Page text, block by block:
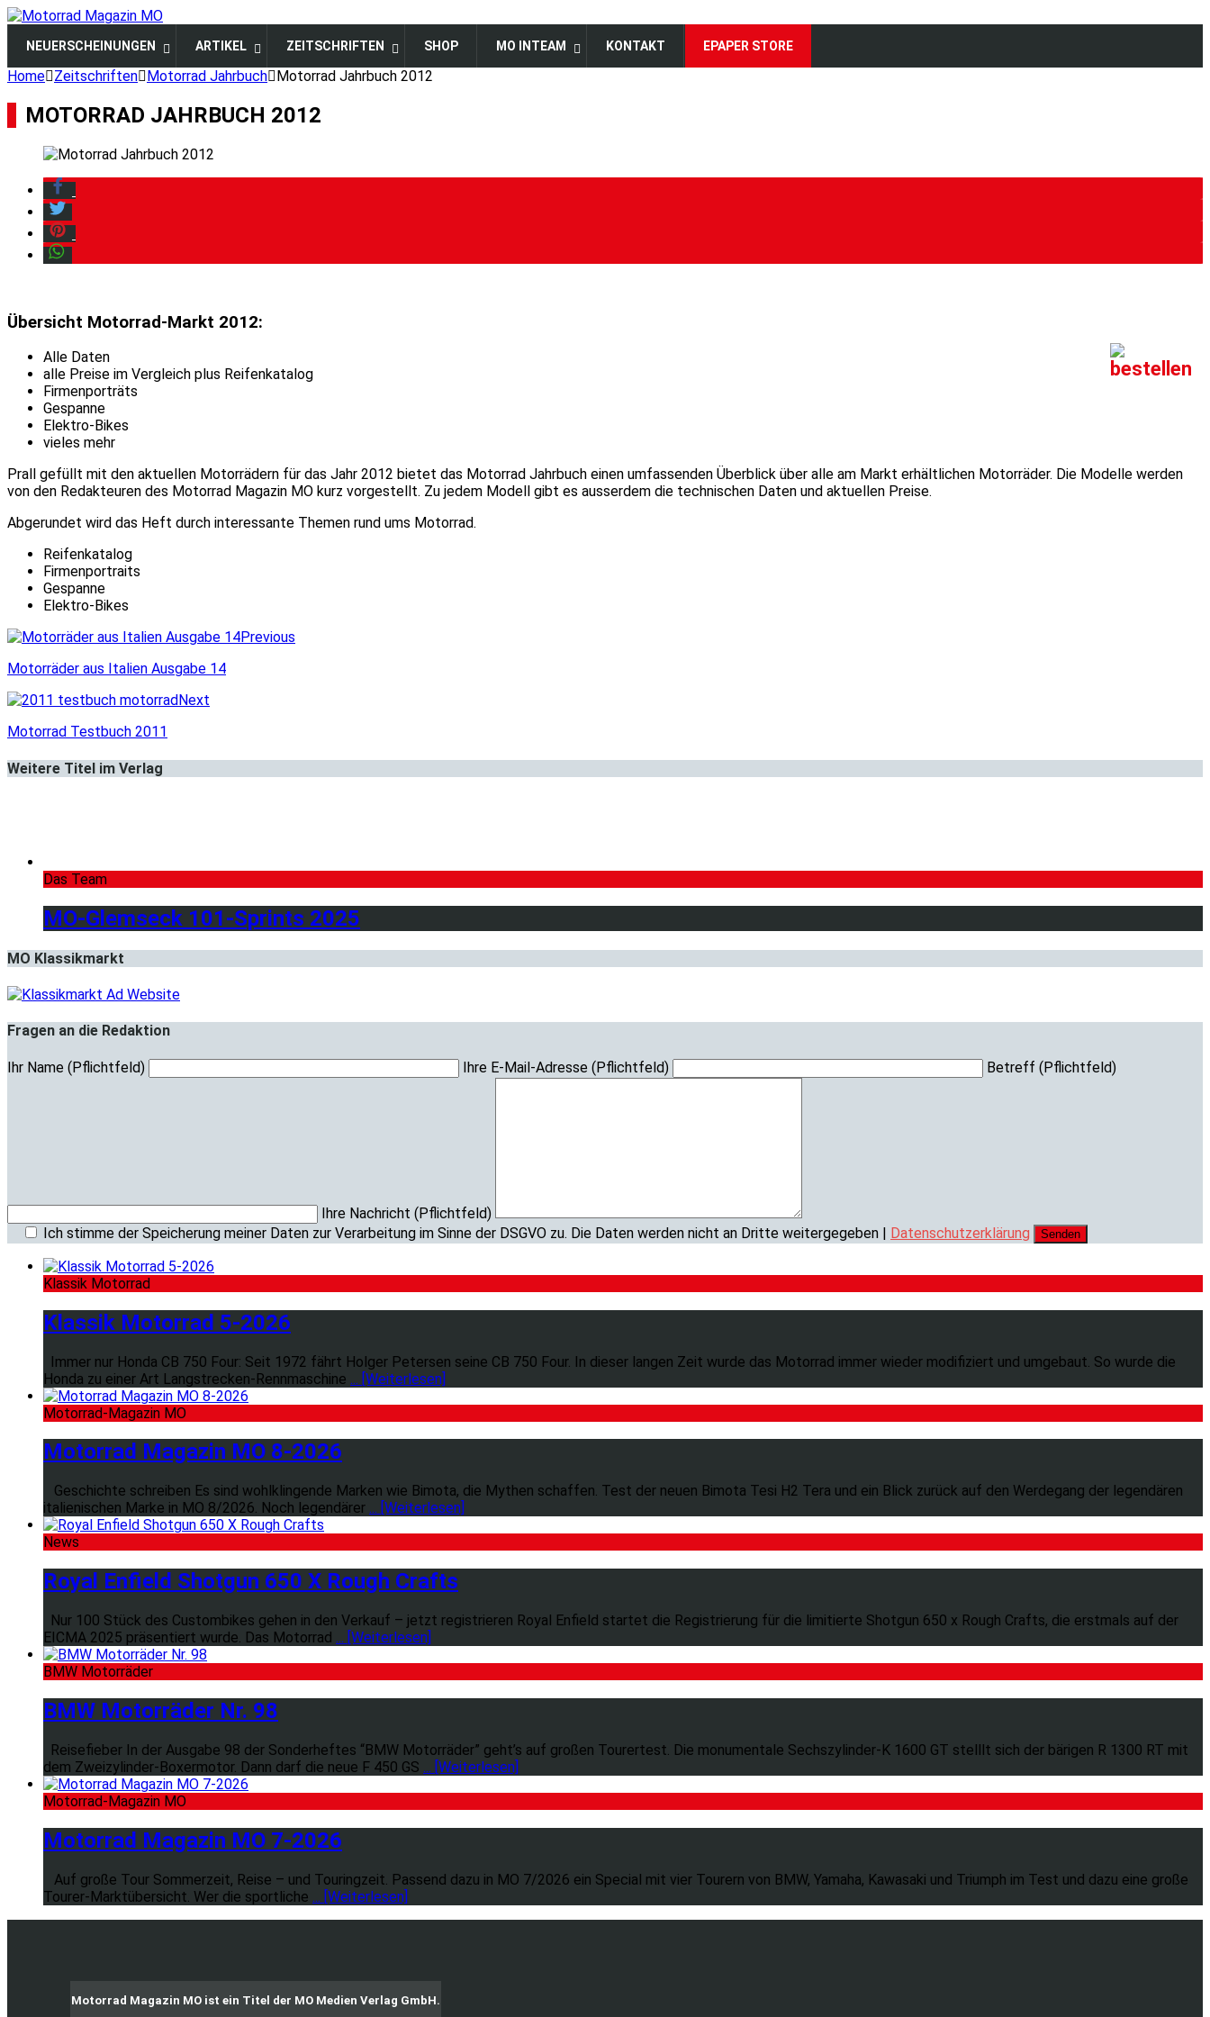
NEUERSCHEINUNGEN ARTIKEL ZEITSCHRIFTEN SHOP MO INTEAM KONTAKT EPAPER STORE
Home Zeitschriften Motorrad Jahrbuch Motorrad Jahrbuch 2012
MOTORRAD JAHRBUCH 2012
Übersicht Motorrad-Markt 2012:
Alle Daten
alle Preise im Vergleich plus Reifenkatalog
Firmenporträts
Gespanne
Elektro-Bikes
vieles mehr
Prall gefüllt mit den aktuellen Motorrädern für das Jahr 2012 bietet das Motorrad Jahrbuch einen umfassenden Überblick über alle am Markt erhältlichen Motorräder. Die Modelle werden
von den Redakteuren des Motorrad Magazin MO kurz vorgestellt. Zu jedem Modell gibt es ausserdem die technischen Daten und aktuellen Preise.
Abgerundet wird das Heft durch interessante Themen rund ums Motorrad.
Reifenkatalog
Firmenportraits
Gespanne
Elektro-Bikes
Previous
Motorräder aus Italien Ausgabe 14
Next
Motorrad Testbuch 2011
Weitere Titel im Verlag
Das Team
MO-Glemseck 101-Sprints 2025
MO Klassikmarkt
Fragen an die Redaktion
Ihr Name (Pflichtfeld) Ihre E-Mail-Adresse (Pflichtfeld) Betreff (Pflichtfeld)
Ihre Nachricht (Pflichtfeld)
Ich stimme der Speicherung meiner Daten zur Verarbeitung im Sinne der DSGVO zu. Die Daten werden nicht an Dritte weitergegeben | Datenschutzerklärung
Klassik Motorrad
Klassik Motorrad 5-2026
Immer nur Honda CB 750 Four: Seit 1972 fährt Holger Petersen seine CB 750 Four. In dieser langen Zeit wurde das Motorrad immer wieder modifiziert und umgebaut. So wurde die
Honda zu einer Art Langstrecken-Rennmaschine ... [Weiterlesen]
Motorrad-Magazin MO
Motorrad Magazin MO 8-2026
Geschichte schreiben Es sind wohlklingende Marken wie Bimota, die Mythen schaffen. Test der neuen Bimota Tesi H2 Tera und ein Blick zurück auf den Werdegang der legendären
italienischen Marke in MO 8/2026. Noch legendärer ... [Weiterlesen]
News
Royal Enfield Shotgun 650 X Rough Crafts
Nur 100 Stück des Custombikes gehen in den Verkauf – jetzt registrieren Royal Enfield startet die Registrierung für die limitierte Shotgun 650 x Rough Crafts, die erstmals auf der
EICMA 2025 präsentiert wurde. Das Motorrad ... [Weiterlesen]
BMW Motorräder
BMW Motorräder Nr. 98
Reisefieber In der Ausgabe 98 der Sonderheftes “BMW Motorräder” geht’s auf großen Tourertest. Die monumentale Sechszylinder-K 1600 GT stelllt sich der bärigen R 1300 RT mit
dem Zweizylinder-Boxermotor. Dann darf die neue F 450 GS ... [Weiterlesen]
Motorrad-Magazin MO
Motorrad Magazin MO 7-2026
Auf große Tour Sommerzeit, Reise – und Touringzeit. Passend dazu in MO 7/2026 ein Special mit vier Tourern von BMW, Yamaha, Kawasaki und Triumph im Test und dazu eine große
Tourer-Marktübersicht. Wer die sportliche ... [Weiterlesen]
Motorrad Magazin MO ist ein Titel der MO Medien Verlag GmbH.